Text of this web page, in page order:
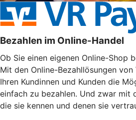
Bezahlen im Online-Handel
Ob Sie einen eigenen Online-Shop
Mit den Online-Bezahllösungen
Ihren Kundinnen und Kunden die
einfach zu bezahlen. Und zwar mit
die sie kennen und denen sie